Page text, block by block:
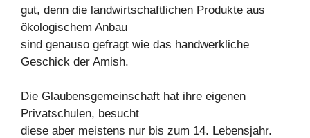
gut, denn die landwirtschaftlichen Produkte aus
ökologischem Anbau
sind genauso gefragt wie das handwerkliche
Geschick der Amish.
Die Glaubensgemeinschaft hat ihre eigenen
Privatschulen, besucht
diese aber meistens nur bis zum 14. Lebensjahr.